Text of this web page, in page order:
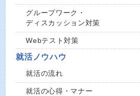
グループワーク・
ディスカッション対策
Webテスト対策
就活ノウハウ
就活の流れ
就活の心得・マナー